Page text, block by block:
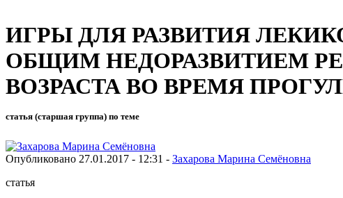
ИГРЫ ДЛЯ РАЗВИТИЯ
ОБЩИМ НЕДОРАЗВИТИЕМ
ВОЗРАСТА ВО ВРЕМЯ
статья (старшая группа) по теме
Опубликовано 27.01.2017 - 12:31 - Захарова Марина Семёновна
статья